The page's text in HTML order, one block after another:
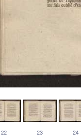
22 23 24